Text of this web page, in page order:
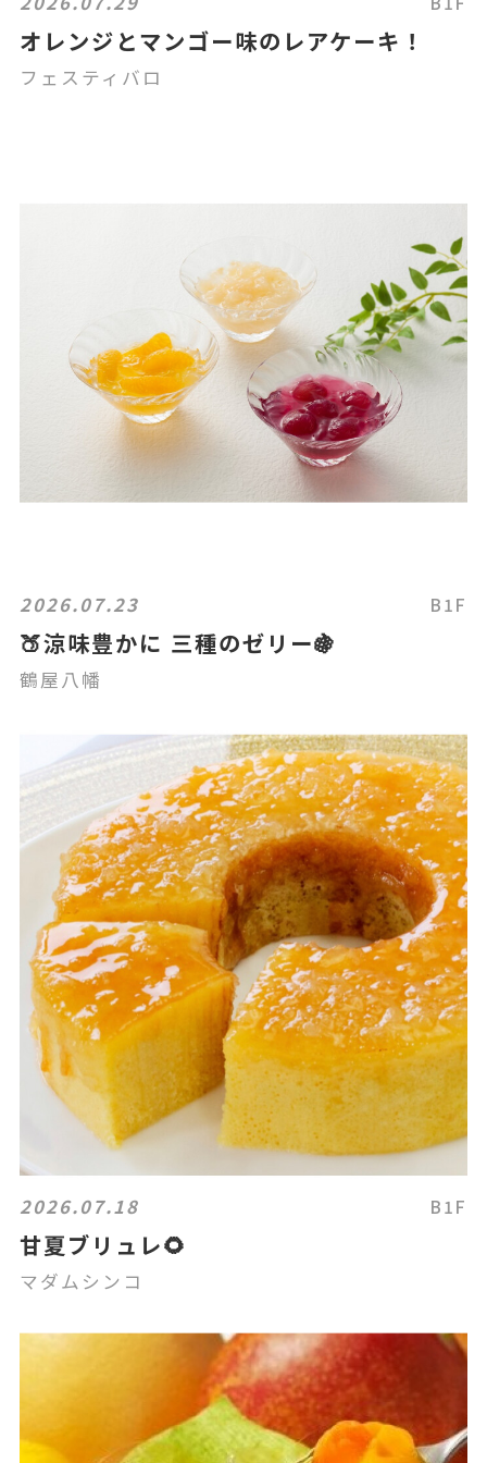
オレンジとマンゴー味のレアケーキ！
フェスティバロ
2026.07.23 B1F
🍑涼味豊かに 三種のゼリー🍇
鶴屋八幡
2026.07.18 B1F
甘夏ブリュレ🌻
マダムシンコ